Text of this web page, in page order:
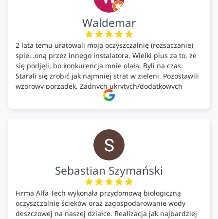
Waldemar
2 lata temu uratowali moją oczyszczalnię (rozsączanie)
spie…oną przez innego instalatora. Wielki plus za to, że
się podjęli, bo konkurencja mnie olała. Byli na czas.
Starali się zrobić jak najmniej strat w zieleni. Pozostawili
wzorowy porządek. Żadnych ukrytych/dodatkowych
kosztów. Zaskoczenie. Kontakt bardzo OK. Obsługa
pomontażowa również OK. A ich środki do oczyszczalni –
Sebastian Szymański
Firma Alfa Tech wykonała przydomową biologiczną
oczyszczalnię ścieków oraz zagospodarowanie wody
deszczowej na naszej działce. Realizacja jak najbardziej